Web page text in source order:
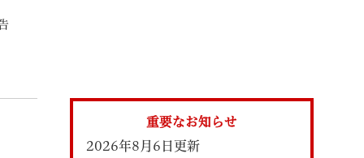
重要なお知らせ
2026年8月6日更新